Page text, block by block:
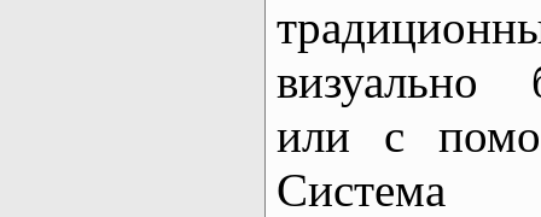
визуально
или с